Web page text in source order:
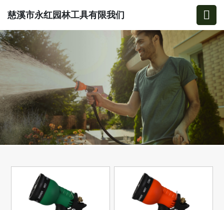
慈溪市永红园林工具有限我们